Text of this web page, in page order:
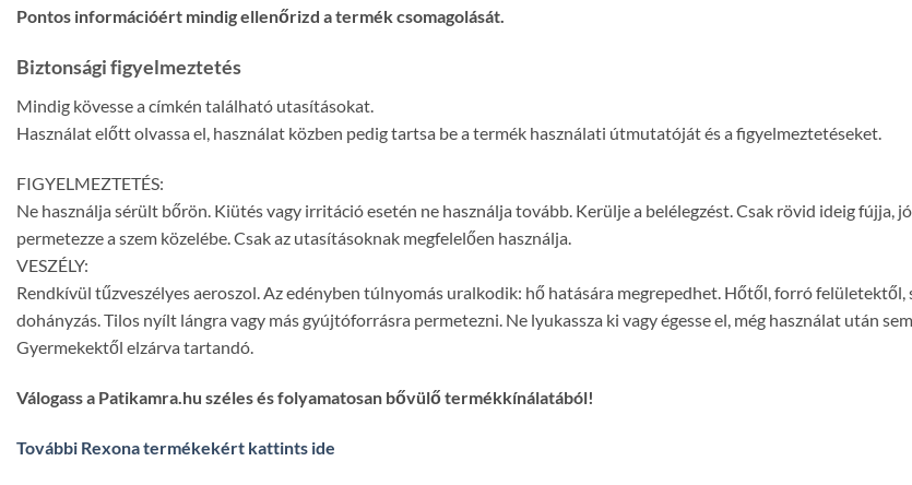
Pontos információért mindig ellenőrizd a termék csomagolását.
Biztonsági figyelmeztetés
Mindig kövesse a címkén található utasításokat.
Használat előtt olvassa el, használat közben pedig tartsa be a termék használati útmutatóját és a figyelmeztetéseket.
FIGYELMEZTETÉS:
Ne használja sérült bőrön. Kiütés vagy irritáció esetén ne használja tovább. Kerülje a belélegzést. Csak rövid ideig
permetezze a szem közelébe. Csak az utasításoknak megfelelően használja.
VESZÉLY:
Rendkívül tűzveszélyes aeroszol. Az edényben túlnyomás uralkodik: hő hatására megrepedhet. Hőtől, forró
dohányzás. Tilos nyílt lángra vagy más gyújtóforrásra permetezni. Ne lyukassza ki vagy égesse el, még használat után
Gyermekektől elzárva tartandó.
Válogass a Patikamra.hu széles és folyamatosan bővülő termékkínálatából!
További Rexona termékekért kattints ide